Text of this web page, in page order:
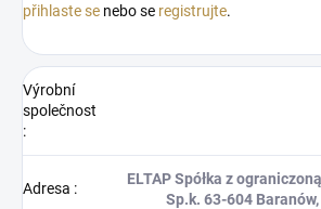
přihlaste se nebo se registrujte.
Výrobní
společnost
:
Adresa :
ELTAP Spółka z
Sp.k. 63-604